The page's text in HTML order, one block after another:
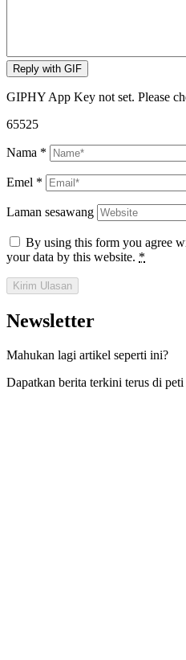
Reply with GIF
GIPHY App Key not set. Please
65525
Nama *
Emel *
Laman sesawang
By using this form you agree
your data by this website. *
Kirim Ulasan
Newsletter
Mahukan lagi artikel seperti ini?
Dapatkan berita terkini terus di